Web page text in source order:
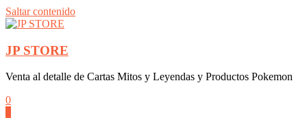
Saltar contenido
JP STORE
Venta al detalle de Cartas Mitos y Leyendas y Productos Pokemon
0